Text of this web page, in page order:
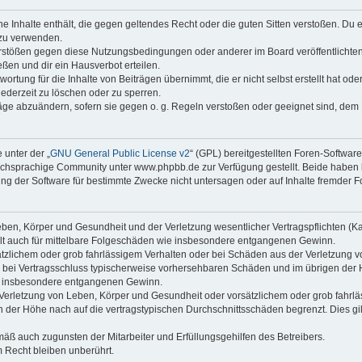
Inhalte enthält, die gegen geltendes Recht oder die guten Sitten verstoßen.
verwenden.
gegen diese Nutzungsbedingungen oder anderer im Board
und dir ein Hausverbot erteilen.
für die Inhalte von Beiträgen übernimmt, die er nicht selbst erstellt hat
zu löschen oder zu sperren.
abzuändern, sofern sie gegen o. g. Regeln verstoßen oder geeignet sind,
der „ GNU General Public License v2“ (GPL) bereitgestellten Foren-
Community unter www.phpbb.de zur Verfügung gestellt. Beide
der Software für bestimmte Zwecke nicht untersagen oder auf Inhalte fremder
Körper und Gesundheit und der Verletzung wesentlicher Vertragspflichten
auch für mittelbare Folgeschäden wie insbesondere entgangenen Gewinn.
oder grob fahrlässigem Verhalten oder bei Schäden aus der Verletzung
Vertragsschluss typischerweise vorhersehbaren Schäden und im übrigen
entgangenen Gewinn.
von Leben, Körper und Gesundheit oder vorsätzlichem oder grob
Höhe nach auf die vertragstypischen Durchschnittsschäden begrenzt. Dies
auch zugunsten der Mitarbeiter und Erfüllungsgehilfen des Betreibers.
Recht bleiben unberührt.